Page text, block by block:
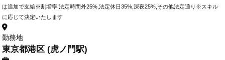
は追加で支給※割増率:法定時間外25%,法定休日35%,深夜25%,その他法定通り※スキル
に応じて決定いたします
勤務地
東京都港区 (虎ノ門駅)